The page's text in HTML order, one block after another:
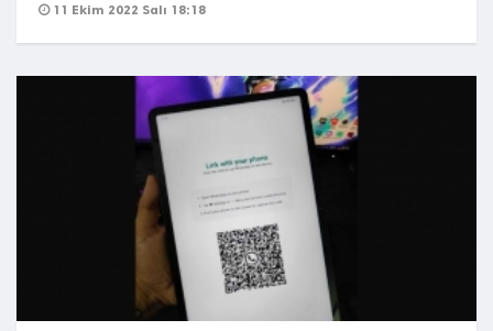
11 Ekim 2022 Salı 18:18